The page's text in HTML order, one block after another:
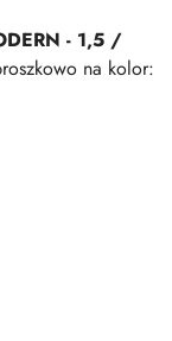
- 1,5 /
na kolor: